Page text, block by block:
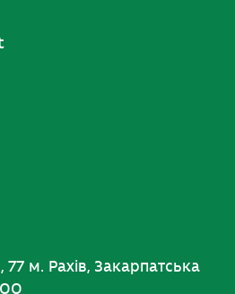
м. Рахів, Закарпатська